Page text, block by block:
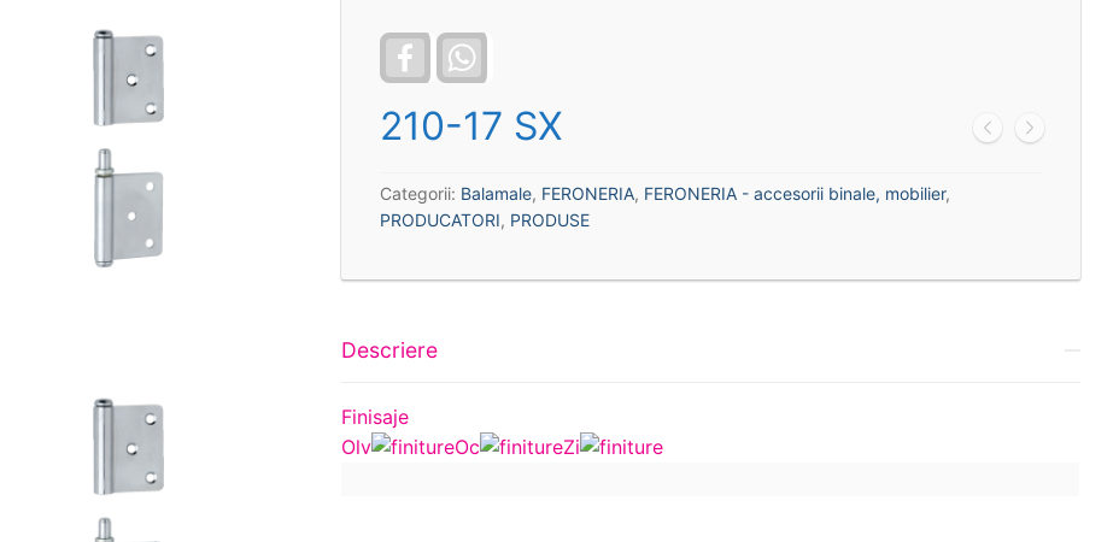
Facebook
210-17 SX
Categorii: Balamale, FERONERIA, FERONERIA - accesorii binale, mobilier,
PRODUCATORI, PRODUSE
Descriere
Finisaje
Olv
Oc Zi